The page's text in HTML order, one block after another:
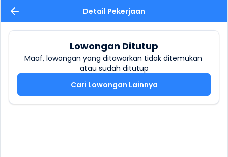
Detail Pekerjaan
Lowongan Ditutup
Maaf, lowongan yang ditawarkan tidak ditemukan
atau sudah ditutup
Cari Lowongan Lainnya